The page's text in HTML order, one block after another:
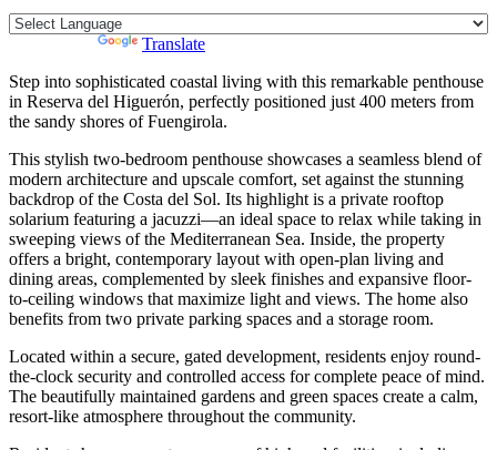
Translate
Step into sophisticated coastal living with this remarkable penthouse
in Reserva del Higuerón, perfectly positioned just 400 meters from
the sandy shores of Fuengirola.
This stylish two-bedroom penthouse showcases a seamless blend of
modern architecture and upscale comfort, set against the stunning
backdrop of the Costa del Sol. Its highlight is a private rooftop
solarium featuring a jacuzzi—an ideal space to relax while taking in
sweeping views of the Mediterranean Sea. Inside, the property
offers a bright, contemporary layout with open-plan living and
dining areas, complemented by sleek finishes and expansive floor-
to-ceiling windows that maximize light and views. The home also
benefits from two private parking spaces and a storage room.
Located within a secure, gated development, residents enjoy round-
the-clock security and controlled access for complete peace of mind.
The beautifully maintained gardens and green spaces create a calm,
resort-like atmosphere throughout the community.